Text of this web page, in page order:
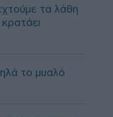
τα λάθη
το μυαλό